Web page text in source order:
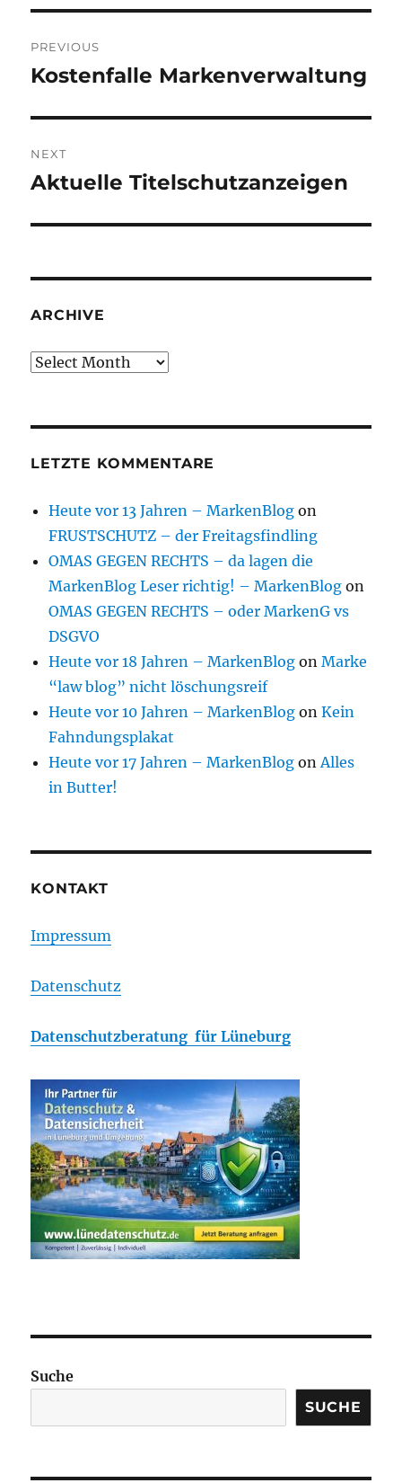
navigation
PREVIOUS
Previous
Kostenfalle Markenverwaltung
NEXT
Next
Aktuelle Titelschutzanzeigen
ARCHIVE
Archive
LETZTE KOMMENTARE
Heute vor 13 Jahren – MarkenBlog on
FRUSTSCHUTZ – der Freitagsfindling
OMAS GEGEN RECHTS – da lagen die
MarkenBlog Leser richtig! – MarkenBlog on
OMAS GEGEN RECHTS – oder MarkenG vs
DSGVO
Heute vor 18 Jahren – MarkenBlog onMarke
“law blog” nicht löschungsreif
Heute vor 10 Jahren – MarkenBlog onKein
Fahndungsplakat
Heute vor 17 Jahren – MarkenBlog onAlles
in Butter!
KONTAKT
Impressum
Datenschutz
Datenschutzberatung für Lüneburg
Suche
SUCHE